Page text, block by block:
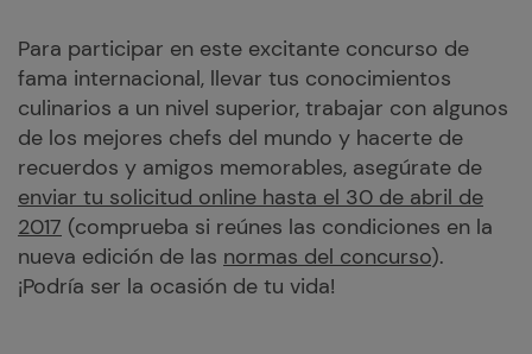
Para participar en este excitante concurso de
fama internacional, llevar tus conocimientos
culinarios a un nivel superior, trabajar con algunos
de los mejores chefs del mundo y hacerte de
recuerdos y amigos memorables, asegúrate de
enviar tu solicitud online hasta el 30 de abril de
2017 (comprueba si reúnes las condiciones en la
nueva edición de las normas del concurso).
¡Podría ser la ocasión de tu vida!